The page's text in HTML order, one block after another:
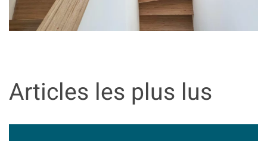
Articles les plus lus